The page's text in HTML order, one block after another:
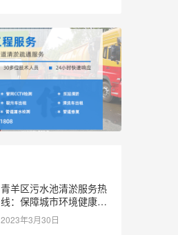
青羊区污水池清淤服务热
线：保障城市环境健康和
可持续发展。 (青羊区污
水池清淤服务热线)
2023年3月30日